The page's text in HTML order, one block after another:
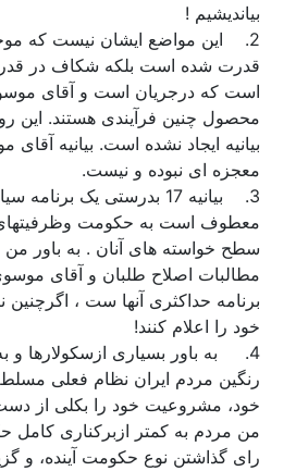
بیاندیشیم !
2. این مواضع ایشان نیست که
قدرت شده است بلکه شکاف در
است که درجریان است و آقای
محصول چنین فرآیندی هستند. این
بیانیه ایجاد نشده است. بیانیه
معجزه ای نبوده و نیست.
3. بیانیه 17 بدرستی یک
معطوف است به حکومت
سطح خواسته های آنان . به باور من
مطالبات اصلاح طلبان و آقای
برنامه حداکثری آنها ست ،
خود را اعلام کنند!
4. به باور بسیاری ازسکولارها
رنگین مردم ایران نظام فعلی مسلط
خود، مشروعيت خود را بکلی از
من مردم به کمتر ازبرکناری کامل
رای گذاشتن نوع حکومت آينده، و